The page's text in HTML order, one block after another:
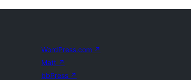
WordPress.com ↗
Matt ↗
bbPress ↗